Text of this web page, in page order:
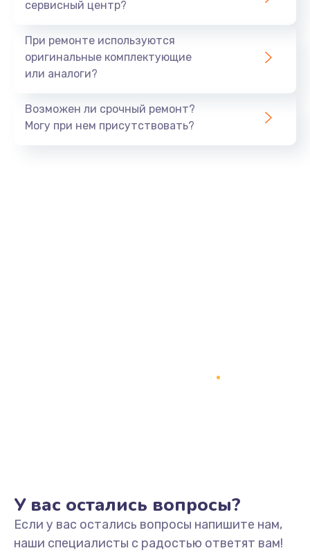
сервисный центр?
При ремонте используются
оригинальные комплектующие
или аналоги?
Возможен ли срочный ремонт?
Могу при нем присутствовать?
У вас остались вопросы?
Если у вас остались вопросы напишите нам,
наши специалисты с радостью ответят вам!